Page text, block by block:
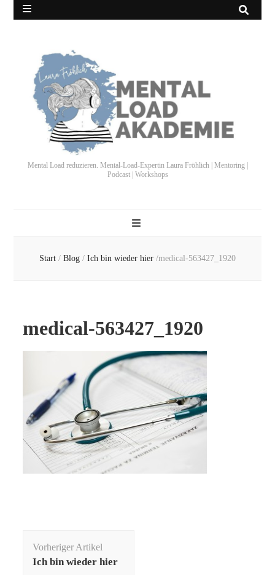
Mental Load reduzieren. Mental-Load-Expertin Laura Fröhlich | Mentoring |
Podcast | Workshops
Start / Blog / Ich bin wieder hier /medical-563427_1920
medical-563427_1920
Vorheriger Artikel
Ich bin wieder hier